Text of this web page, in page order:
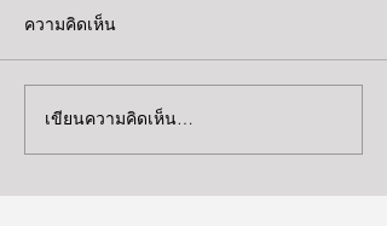
ความคิดเห็น
เขียนความคิดเห็น…